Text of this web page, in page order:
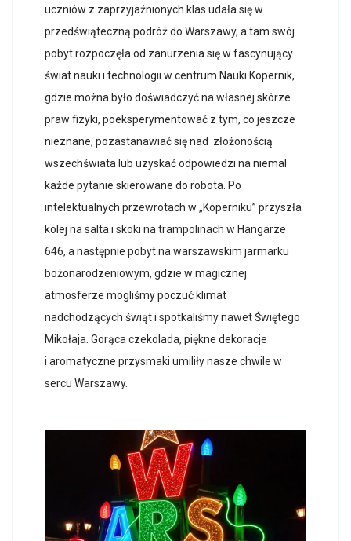
uczniów z zaprzyjaźnionych klas udała się w
przedświąteczną podróż do Warszawy, a tam swój
pobyt rozpoczęła od zanurzenia się w fascynujący
świat nauki i technologii w centrum Nauki Kopernik,
gdzie można było doświadczyć na własnej skórze
praw fizyki, poeksperymentować z tym, co jeszcze
nieznane, pozastanawiać się nad złożonością
wszechświata lub uzyskać odpowiedzi na niemal
każde pytanie skierowane do robota. Po
intelektualnych przewrotach w „Koperniku” przyszła
kolej na salta i skoki na trampolinach w Hangarze
646, a następnie pobyt na warszawskim jarmarku
bożonarodzeniowym, gdzie w magicznej
atmosferze mogliśmy poczuć klimat
nadchodzących świąt i spotkaliśmy nawet Świętego
Mikołaja. Gorąca czekolada, piękne dekoracje
i aromatyczne przysmaki umiliły nasze chwile w
sercu Warszawy.